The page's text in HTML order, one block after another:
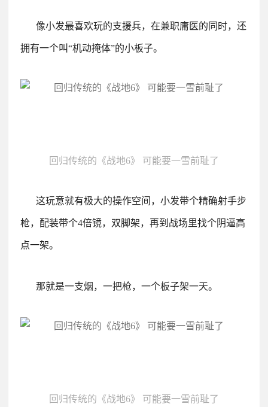
像小发最喜欢玩的支援兵，在兼职庸医的同时，还
拥有一个叫“机动掩体”的小板子。
回归传统的《战地6》 可能要一雪前耻了
这玩意就有极大的操作空间，小发带个精确射手步
枪，配装带个4倍镜，双脚架，再到战场里找个阴逼高
点一架。
那就是一支烟，一把枪，一个板子架一天。
回归传统的《战地6》 可能要一雪前耻了